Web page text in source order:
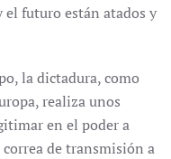
el futuro están atados y
la dictadura, como
realiza unos
en el poder a
de transmisión a